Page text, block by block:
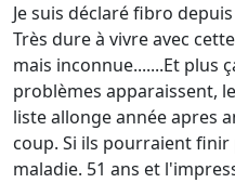
Je suis déclaré fibro
Très dure à vivre avec
mais inconnue.......Et plus
problèmes apparaissent,
liste allonge année apres
coup. Si ils pourraient
maladie. 51 ans et